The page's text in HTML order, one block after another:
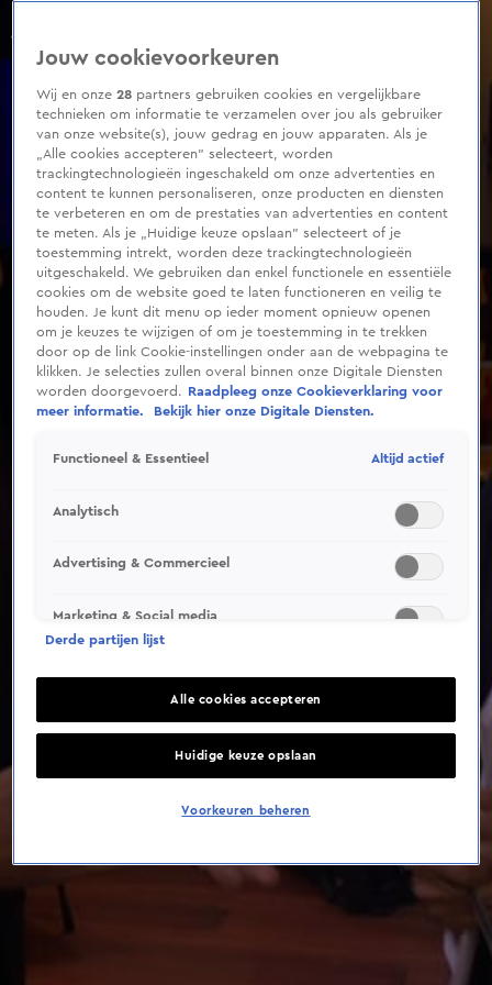
of
8
seconds
Jouw cookievoorkeuren
Wij en onze28 partners gebruiken cookies en vergelijkbare
technieken om informatie te verzamelen over jou als gebruiker
van onze website(s), jouw gedrag en jouw apparaten. Als je
„Alle cookies accepteren” selecteert, worden
trackingtechnologieën ingeschakeld om onze advertenties en
content te kunnen personaliseren, onze producten en diensten
te verbeteren en om de prestaties van advertenties en content
te meten. Als je „Huidige keuze opslaan” selecteert of je
toestemming intrekt, worden deze trackingtechnologieën
uitgeschakeld. We gebruiken dan enkel functionele en essentiële
cookies om de website goed te laten functioneren en veilig te
houden. Je kunt dit menu op ieder moment opnieuw openen
om je keuzes te wijzigen of om je toestemming in te trekken
door op de link Cookie-instellingen onder aan de webpagina te
klikken. Je selecties zullen overal binnen onze Digitale Diensten
worden doorgevoerd.
Raadpleeg onze Cookieverklaring voor
meer informatie.
Bekijk hier onze Digitale Diensten.
Functioneel & Essentieel Altijd actief
Analytisch
Advertising & Commercieel
Marketing & Social media
Derde partijen lijst
Alle cookies accepteren
Huidige keuze opslaan
Voorkeuren beheren